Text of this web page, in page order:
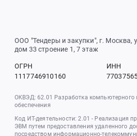
ООО "Тендеры и закупки", г. Москва,
дом 33 строение 1, 7 этаж
ОГРН
1117746910160
ИНН
ОКВЭД: 62.01 Разработка компьютерного
обеспечения
Код ИТ-деятельности: 2.01 - Реализация
ЭВМ путем предоставления удаленного
посредством информационно-